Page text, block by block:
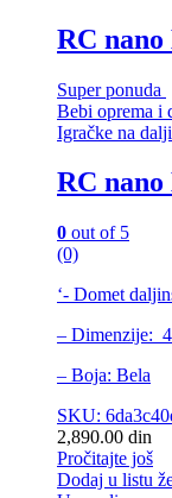
RC
Super ponuda
Bebi oprema i
Igračke na
RC
0 out of 5
(0)
‘- Domet
– Dimenzije:
– Boja: Bela
SKU:
2,890.00 din
Pročitajte još
Dodaj u listu